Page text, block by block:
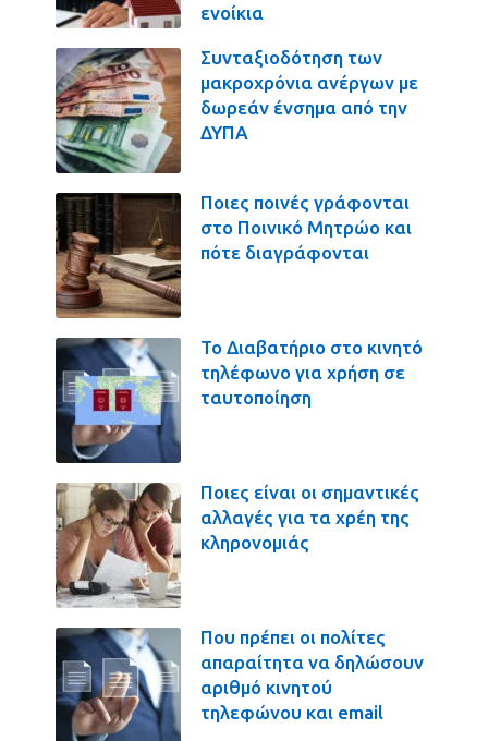
ενοίκια
Συνταξιοδότηση των
μακροχρόνια ανέργων με
δωρεάν ένσημα από την
ΔΥΠΑ
Ποιες ποινές γράφονται
στο Ποινικό Μητρώο και
πότε διαγράφονται
Το Διαβατήριο στο κινητό
τηλέφωνο για χρήση σε
ταυτοποίηση
Ποιες είναι οι σημαντικές
αλλαγές για τα χρέη της
κληρονομιάς
Που πρέπει οι πολίτες
απαραίτητα να δηλώσουν
αριθμό κινητού
τηλεφώνου και email